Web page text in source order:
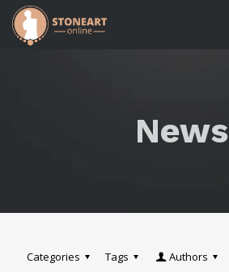
News
Categories Tags Authors